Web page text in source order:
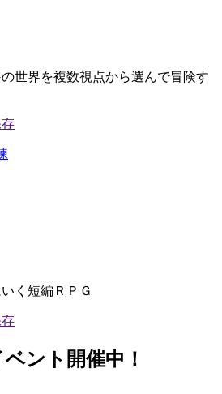
世界を複数視点から選んで冒険す
く短編ＲＰＧ
ント開催中！